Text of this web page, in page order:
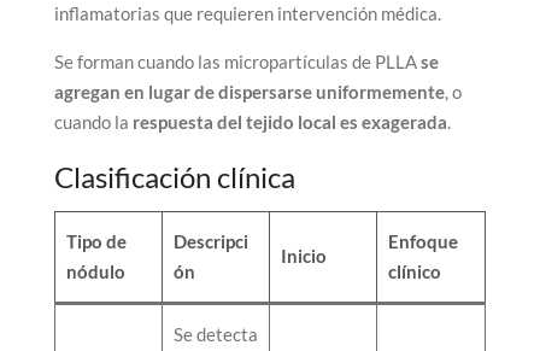
inflamatorias que requieren intervención médica.
Se forman cuando las micropartículas de PLLAse
agregan en lugar de dispersarse uniformemente, o
cuando la respuesta del tejido local es exagerada.
Clasificación clínica
Tipo de
nódulo
Descripci
ón
Inicio
Enfoque
clínico
Se detecta